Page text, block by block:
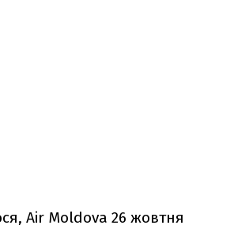
Air Moldova 26 жовтня